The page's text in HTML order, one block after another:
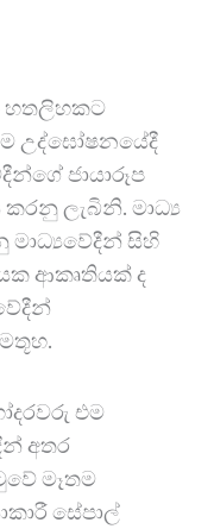
හතලිහකට
උද්ඝෝෂනයේදී
ජායාරූප
කරනු ලැබිනි. මාධ්‍ය
සිහි
ආකෘතියක් ද
එම
අතර
මෑතම
සේපාල්